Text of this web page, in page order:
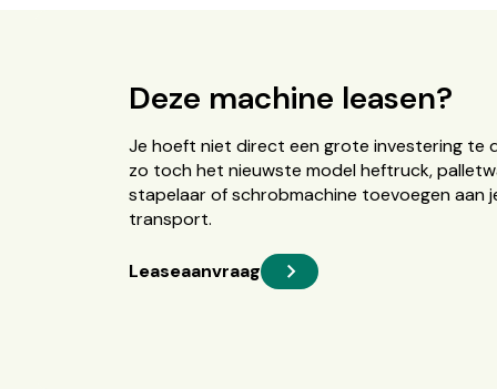
Deze machine leasen?
Je hoeft niet direct een grote investering te
zo toch het nieuwste model heftruck,
stapelaar of schrobmachine toevoegen aan
transport.
Leaseaanvraag